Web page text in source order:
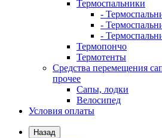
Термоспальники
-
-
-
Термопончо
Термотенты
Средства перемещения
прочее
Сапы, лодки
Велосипед
Условия оплаты
Назад